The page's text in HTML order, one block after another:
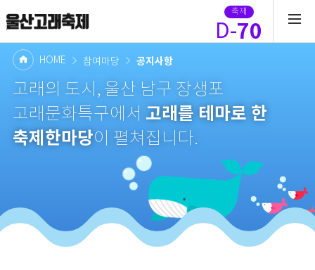
축제
D-70
HOME 참여마당 공지사항
고래의 도시, 울산 남구 장생포
고래문화특구에서 고래를 테마로 한
축제한마당이 펼쳐집니다.